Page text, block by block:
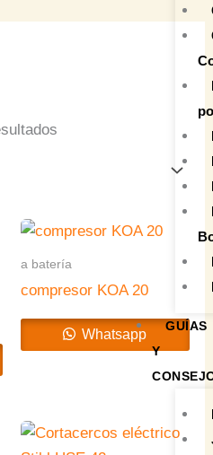
GUÍAS
Y
a batería
compresor KOA 20
Whatsapp